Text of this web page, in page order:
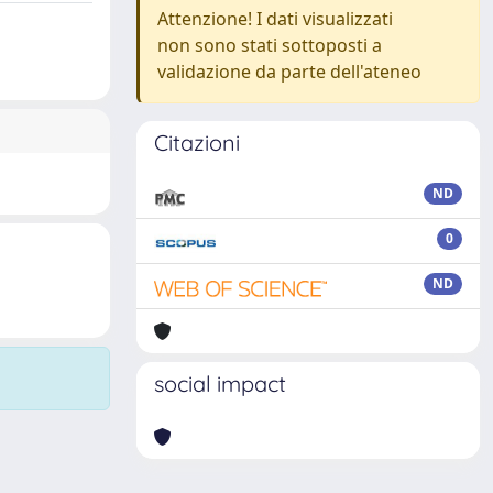
Attenzione! I dati visualizzati
non sono stati sottoposti a
validazione da parte dell'ateneo
Citazioni
ND
0
ND
social impact